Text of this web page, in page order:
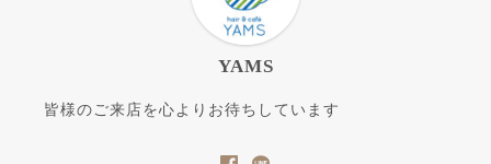
YAMS
皆様のご来店を心よりお待ちしています